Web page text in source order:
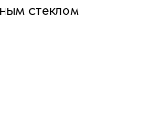
стеклом